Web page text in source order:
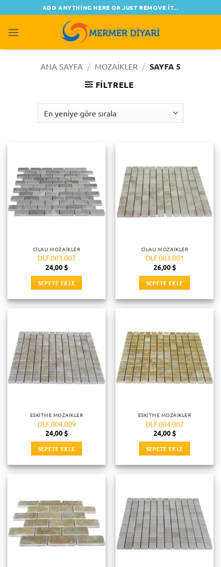
atla
ADD ANYTHING HERE OR JUST REMOVE IT...
ANA SAYFA / MOZAIKLER / SAYFA 5
FILTRELE
CILALI MOZAIKLER
DLF.003.007
24,00$
SEPETE EKLE
CILALI MOZAIKLER
DLF.003.001
26,00$
SEPETE EKLE
ESKITME MOZAIKLER
DLF.004.009
24,00$
SEPETE EKLE
ESKITME MOZAIKLER
DLF.004.007
24,00$
SEPETE EKLE